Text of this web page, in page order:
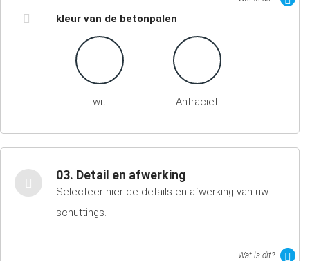
kleur van de betonpalen
wit Antraciet
03. Detail en afwerking
Selecteer hier de details en afwerking van uw
schuttings.
Wat is dit?